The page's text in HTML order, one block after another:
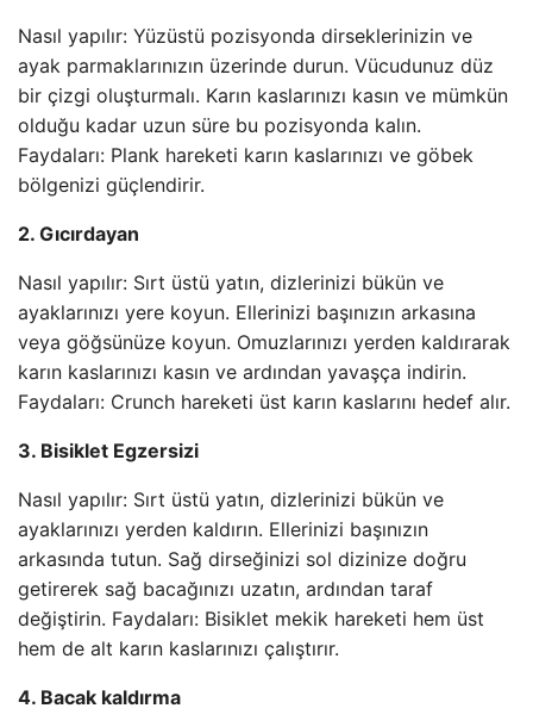
Nasıl yapılır: Yüzüstü pozisyonda dirseklerinizin ve
ayak parmaklarınızın üzerinde durun. Vücudunuz düz
bir çizgi oluşturmalı. Karın kaslarınızı kasın ve mümkün
olduğu kadar uzun süre bu pozisyonda kalın.
Faydaları: Plank hareketi karın kaslarınızı ve göbek
bölgenizi güçlendirir.
2. Gıcırdayan
Nasıl yapılır: Sırt üstü yatın, dizlerinizi bükün ve
ayaklarınızı yere koyun. Ellerinizi başınızın arkasına
veya göğsünüze koyun. Omuzlarınızı yerden kaldırarak
karın kaslarınızı kasın ve ardından yavaşça indirin.
Faydaları: Crunch hareketi üst karın kaslarını hedef alır.
3. Bisiklet Egzersizi
Nasıl yapılır: Sırt üstü yatın, dizlerinizi bükün ve
ayaklarınızı yerden kaldırın. Ellerinizi başınızın
arkasında tutun. Sağ dirseğinizi sol dizinize doğru
getirerek sağ bacağınızı uzatın, ardından taraf
değiştirin. Faydaları: Bisiklet mekik hareketi hem üst
hem de alt karın kaslarınızı çalıştırır.
4. Bacak kaldırma